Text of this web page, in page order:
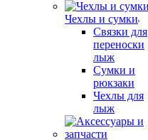
Чехлы и сумки
Связки для
переноски
лыж
Сумки и
рюкзаки
Чехлы для
лыж